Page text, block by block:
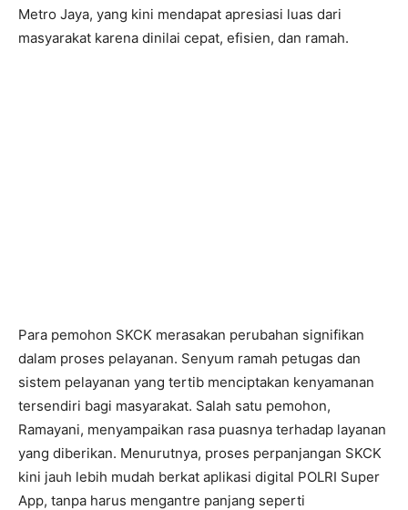
Metro Jaya, yang kini mendapat apresiasi luas dari
masyarakat karena dinilai cepat, efisien, dan ramah.
Para pemohon SKCK merasakan perubahan signifikan
dalam proses pelayanan. Senyum ramah petugas dan
sistem pelayanan yang tertib menciptakan kenyamanan
tersendiri bagi masyarakat. Salah satu pemohon,
Ramayani, menyampaikan rasa puasnya terhadap layanan
yang diberikan. Menurutnya, proses perpanjangan SKCK
kini jauh lebih mudah berkat aplikasi digital POLRI Super
App, tanpa harus mengantre panjang seperti